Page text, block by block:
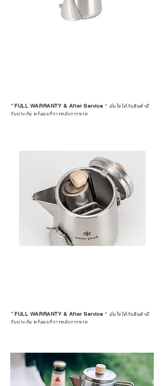
*FULL WARRANTY & After Service * มั่นใจได้กับสินค้ามี
รับประกัน พร้อมบริการหลังการขาย
*FULL WARRANTY & After Service * มั่นใจได้กับสินค้ามี
รับประกัน พร้อมบริการหลังการขาย